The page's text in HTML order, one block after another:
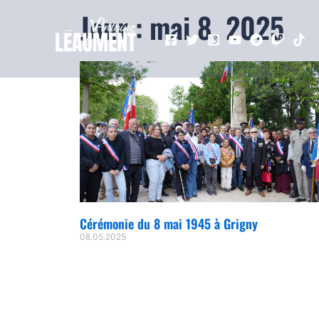
Jour : mai 8, 2025
Cérémonie du 8 mai 1945 à Grigny
08.05.2025